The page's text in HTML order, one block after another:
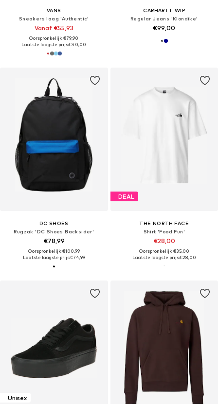
VANS
Sneakers laag 'Authentic'
Vanaf €55,93
Oorspronkelijk: €79,90
Laatste laagste prijs:€40,00
CARHARTT WIP
Regular Jeans 'Klondike'
€99,00
DC SHOES
Rugzak 'DC Shoes Backsider'
€78,99
Oorspronkelijk: €100,99
Laatste laagste prijs:€74,99
DEAL
THE NORTH FACE
Shirt 'Food Fun'
€28,00
Oorspronkelijk: €35,00
Laatste laagste prijs:€28,00
Unisex